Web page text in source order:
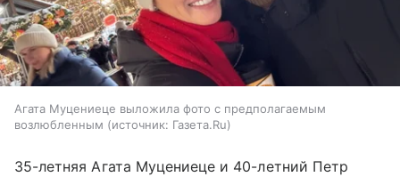
Агата Муцениеце выложила фото с предполагаемым
возлюбленным
источник: Газета.Ru
35-летняя Агата Муцениеце и 40-летний Петр